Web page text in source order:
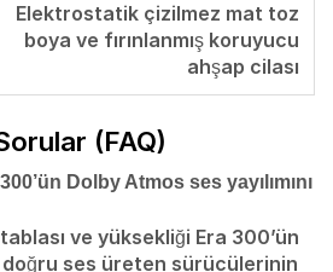
Elektrostatik çizilmez mat toz
boya ve fırınlanmış koruyucu
ahşap cilası
(FAQ)
Dolby Atmos ses yayılımını
ve yüksekliği Era 300’ün
ses üreten sürücülerinin